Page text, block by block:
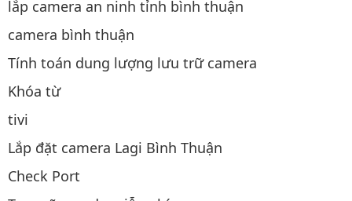
lắp camera an ninh tỉnh bình thuận
camera bình thuận
Tính toán dung lượng lưu trữ camera
Khóa từ
tivi
Lắp đặt camera Lagi Bình Thuận
Check Port